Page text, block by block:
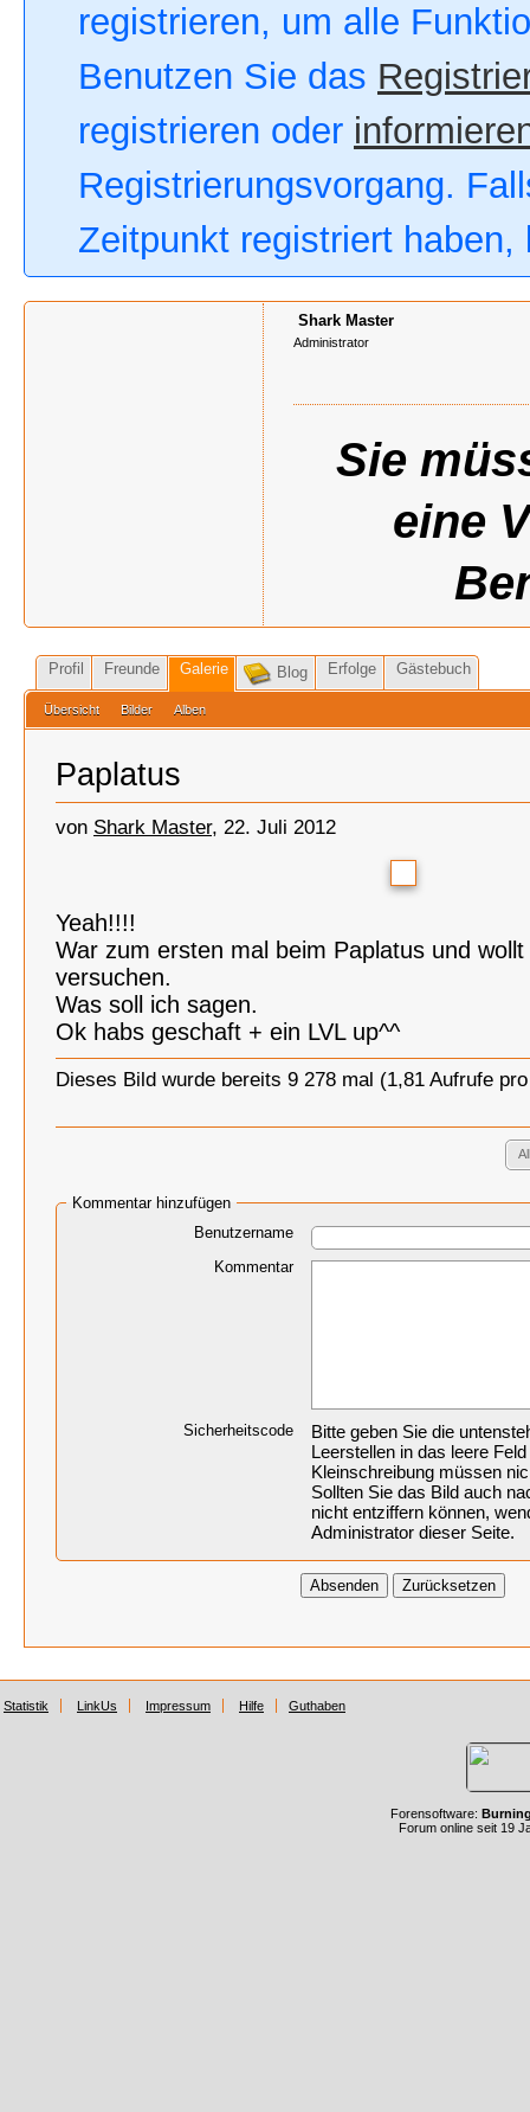
registrieren, um alle
Benutzen Sie das
registrieren oder
Registrierungsvorgang.
Zeitpunkt registriert
Shark Master
Administrator
Sie
eine
Profil Freunde Galerie Blog Erfolge Gästebuch
Übersicht Bilder Alben
Paplatus
von Shark Master, 22. Juli 2012
Yeah!!!!
War zum ersten mal beim Paplatus und
versuchen.
Was soll ich sagen.
Ok habs geschaft + ein LVL up^^
Dieses Bild wurde bereits 9 278 mal (1,81 Aufrufe
Kommentar hinzufügen
Benutzername
Kommentar
Sicherheitscode
Bitte geben Sie die
Leerstellen in das leere
Kleinschreibung müssen
Sollten Sie das Bild auch
nicht entziffern können,
Administrator dieser Seite.
Statistik LinkUs Impressum Hilfe Guthaben
Forensoftware:
Forum online seit 19